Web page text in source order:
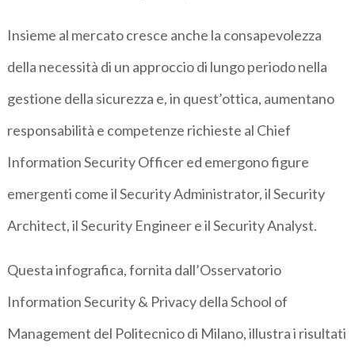
Insieme al mercato cresce anche la consapevolezza
della necessità di un approccio di lungo periodo nella
gestione della sicurezza e, in quest’ottica, aumentano
responsabilità e competenze richieste al Chief
Information Security Officer ed emergono figure
emergenti come il Security Administrator, il Security
Architect, il Security Engineer e il Security Analyst.
Questa infografica, fornita dall’Osservatorio
Information Security & Privacy della School of
Management del Politecnico di Milano, illustra i risultati